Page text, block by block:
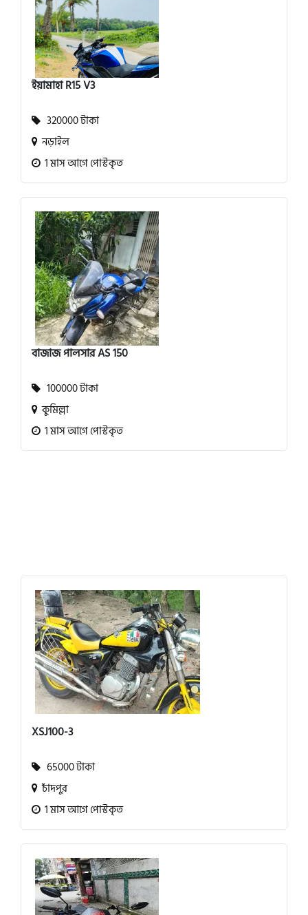
ইয়ামাহা R15 V3
320000 টাকা
নড়াইল
1 মাস আগে পোস্টকৃত
বাজাজ পালসার AS 150
100000 টাকা
কুমিল্লা
1 মাস আগে পোস্টকৃত
XSJ100-3
65000 টাকা
চাঁদপুর
1 মাস আগে পোস্টকৃত